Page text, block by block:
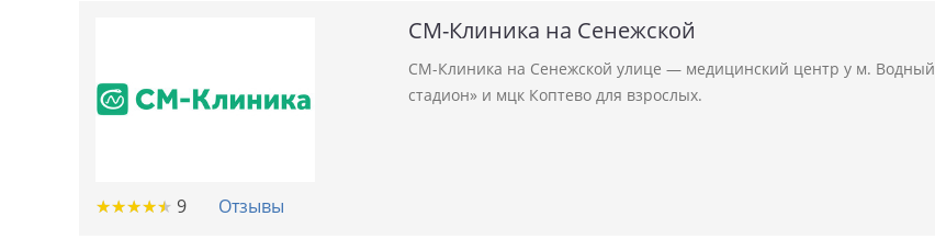
★★★★★
★★★★★ 9 Отзывы
СМ-Клиника на Сенежской
СМ-Клиника на Сенежской улице — медицинский центр у м. Водный
стадион» и мцк Коптево для взрослых.